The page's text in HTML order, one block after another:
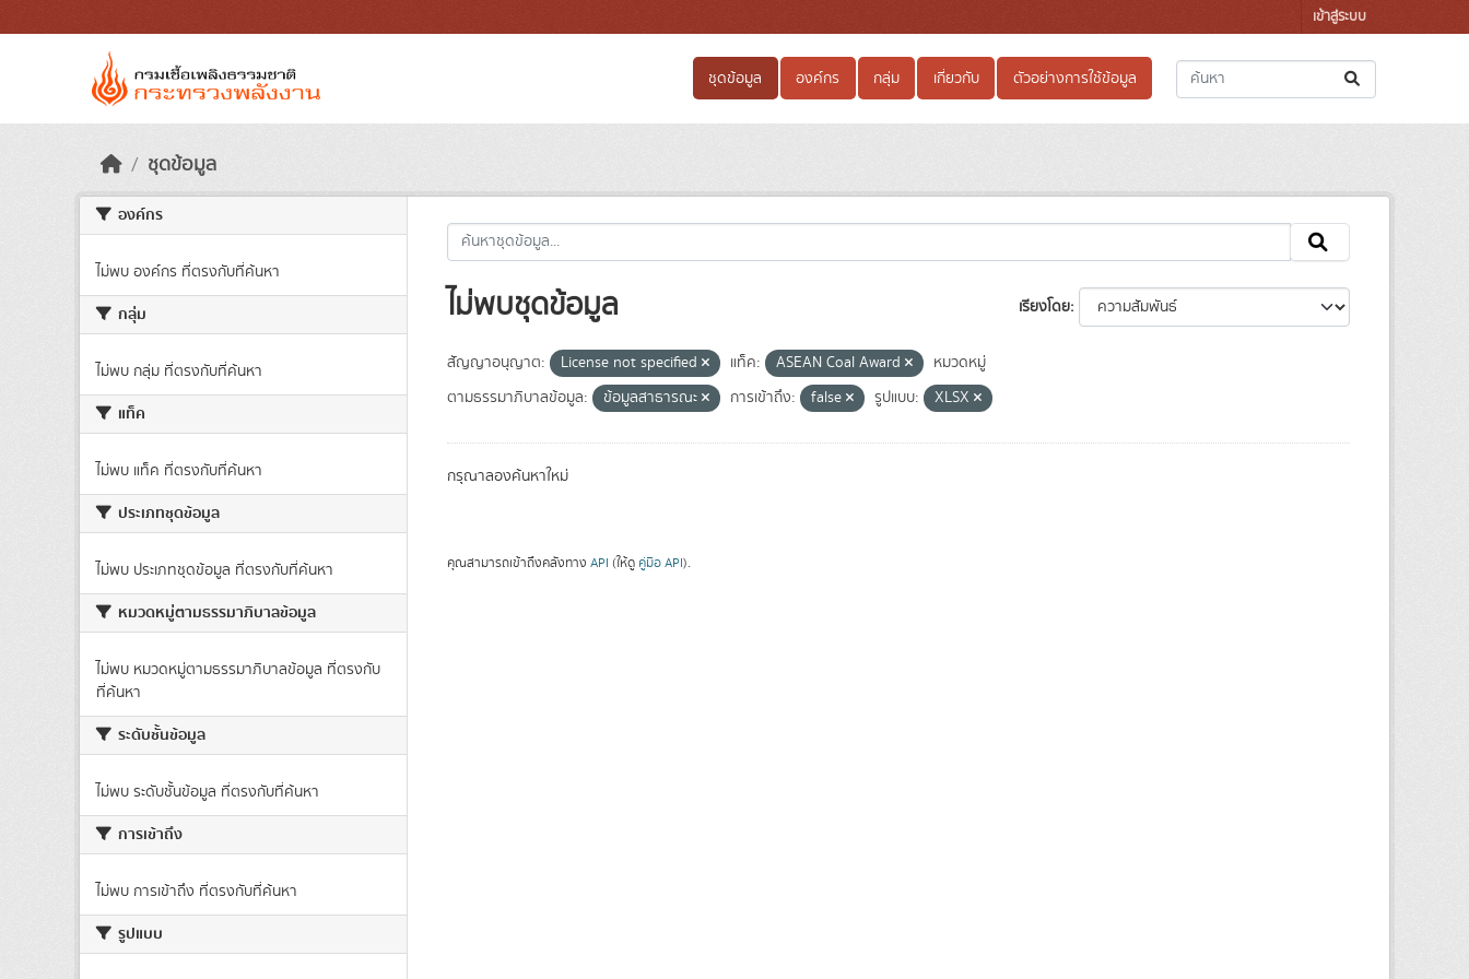
เข้าสู่ระบบ
ชุดข้อมูล องค์กร กลุ่ม เกี่ยวกับ ตัวอย่างการใช้ข้อมูล
ชุดข้อมูล
องค์กร
ไม่พบ องค์กร ที่ตรงกับที่ค้นหา
กลุ่ม
ไม่พบ กลุ่ม ที่ตรงกับที่ค้นหา
แท็ค
ไม่พบ แท็ค ที่ตรงกับที่ค้นหา
ประเภทชุดข้อมูล
ไม่พบ ประเภทชุดข้อมูล ที่ตรงกับที่ค้นหา
หมวดหมู่ตามธรรมาภิบาลข้อมูล
ไม่พบ หมวดหมู่ตามธรรมาภิบาลข้อมูล ที่ตรงกับ
ที่ค้นหา
ระดับชั้นข้อมูล
ไม่พบ ระดับชั้นข้อมูล ที่ตรงกับที่ค้นหา
การเข้าถึง
ไม่พบ การเข้าถึง ที่ตรงกับที่ค้นหา
รูปแบบ
เรียงโดย
ไม่พบชุดข้อมูล
สัญญาอนุญาต: License not specified แท็ค: ASEAN Coal Award
หมวดหมู่
ตามธรรมาภิบาลข้อมูล:
ข้อมูลสาธารณะ การเข้าถึง: false รูปแบบ: XLSX
กรุณาลองค้นหาใหม่
คุณสามารถเข้าถึงคลังทาง API (ให้ดู คู่มือ API).